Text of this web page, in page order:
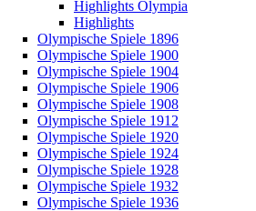
Highlights Olympia
Highlights
Olympische Spiele 1896
Olympische Spiele 1900
Olympische Spiele 1904
Olympische Spiele 1906
Olympische Spiele 1908
Olympische Spiele 1912
Olympische Spiele 1920
Olympische Spiele 1924
Olympische Spiele 1928
Olympische Spiele 1932
Olympische Spiele 1936